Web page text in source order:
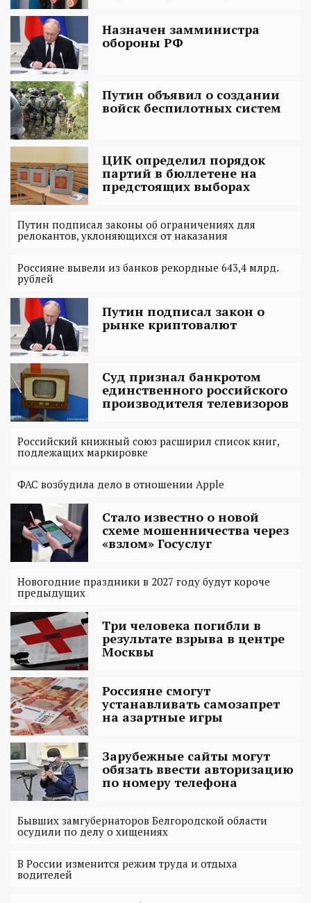
Назначен замминистра
обороны РФ
Путин объявил о создании
войск беспилотных систем
ЦИК определил порядок
партий в бюллетене на
предстоящих выборах
Путин подписал законы об ограничениях для
релокантов, уклоняющихся от наказания
Россияне вывели из банков рекордные 643,4 млрд.
рублей
Путин подписал закон о
рынке криптовалют
Суд признал банкротом
единственного российского
производителя телевизоров
Российский книжный союз расширил список книг,
подлежащих маркировке
ФАС возбудила дело в отношении Apple
Стало известно о новой
схеме мошенничества через
«взлом» Госуслуг
Новогодние праздники в 2027 году будут короче
предыдущих
Три человека погибли в
результате взрыва в центре
Москвы
Россияне смогут
устанавливать самозапрет
на азартные игры
Зарубежные сайты могут
обязать ввести авторизацию
по номеру телефона
Бывших замгубернаторов Белгородской области
осудили по делу о хищениях
В России изменится режим труда и отдыха
водителей